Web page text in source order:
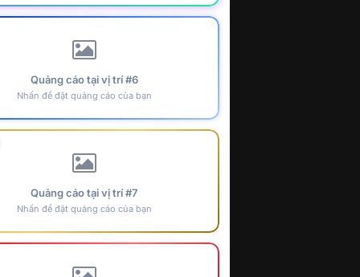
Quảng cáo tại vị trí #6
Nhấn để đặt quảng cáo của bạn
Quảng cáo tại vị trí #7
Nhấn để đặt quảng cáo của bạn